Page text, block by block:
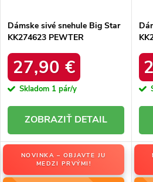
Dámske sivé snehule Big Star
KK274623 PEWTER
27,90 €
Skladom 1 pár/y
DETAIL
NOVINKA – OBJAVTE JU
MEDZI PRVÝMI!